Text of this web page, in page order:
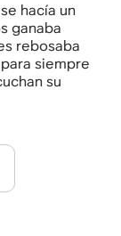
hacía un
ganaba
rebosaba
siempre
su